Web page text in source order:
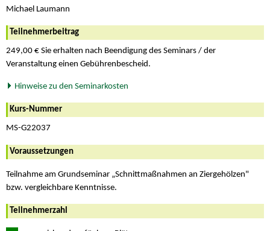
Michael Laumann
Teilnehmerbeitrag
249,00 € Sie erhalten nach Beendigung des Seminars / der
Veranstaltung einen Gebührenbescheid.
Hinweise zu den Seminarkosten
Kurs-Nummer
MS-G22037
Voraussetzungen
Teilnahme am Grundseminar „Schnittmaßnahmen an Ziergehölzen"
bzw. vergleichbare Kenntnisse.
Teilnehmerzahl